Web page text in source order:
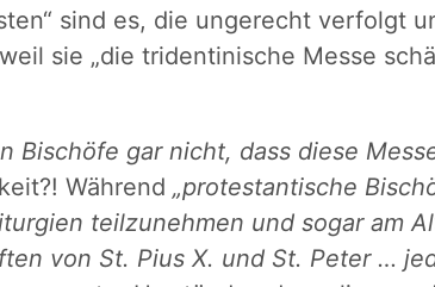
sind es, die ungerecht verfolgt
sie „die tridentinische Messe
Bischöfe gar nicht, dass diese
Während „protestantische
teilzunehmen und sogar am
von St. Pius X. und St. Peter …